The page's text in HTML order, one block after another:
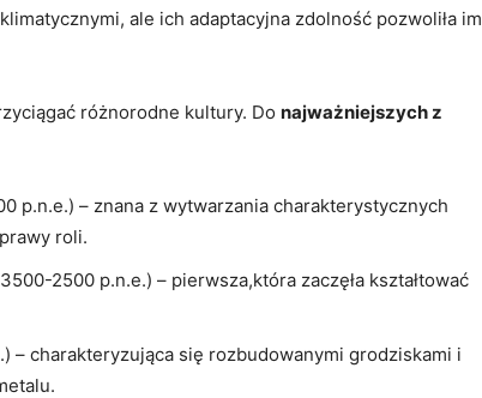
ale ich adaptacyjna zdolność pozwoliła im
różnorodne kultury. Do najważniejszych z
p.n.e.) – znana z wytwarzania charakterystycznych
roli.
3500-2500 p.n.e.) – pierwsza,która zaczęła kształtować
– charakteryzująca się rozbudowanymi grodziskami i